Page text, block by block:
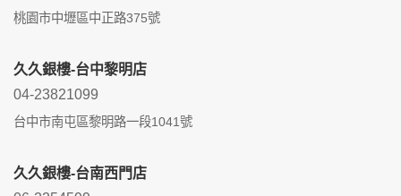
桃園市中壢區中正路375號
久久銀樓-台中黎明店
04-23821099
台中市南屯區黎明路一段1041號
久久銀樓-台南西門店